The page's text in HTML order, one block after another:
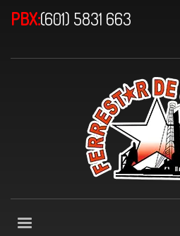
PBX:(601) 5831 663